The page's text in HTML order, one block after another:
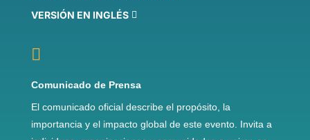
VERSIÓN EN INGLÉS

Comunicado de Prensa
El comunicado oficial describe el propósito, la
importancia y el impacto global de este evento. Invita a